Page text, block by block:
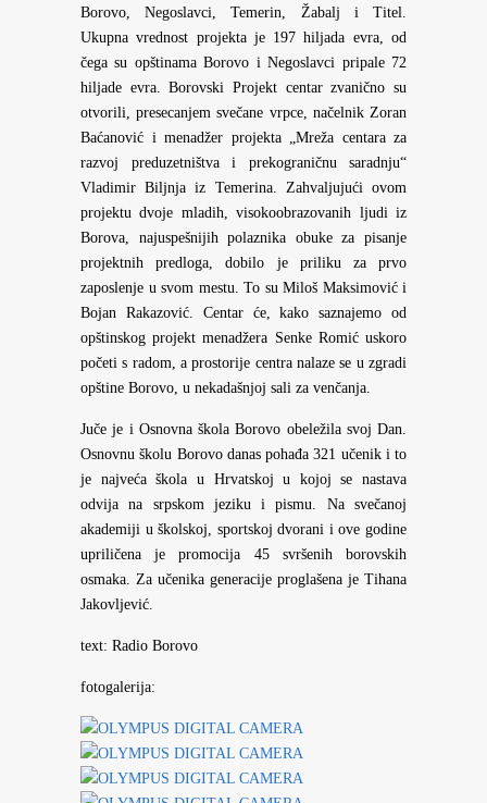
Borovo, Negoslavci, Temerin, Žabalj i Titel.
Ukupna vrednost projekta je 197 hiljada evra, od
čega su opštinama Borovo i Negoslavci pripale 72
hiljade evra. Borovski Projekt centar zvanično su
otvorili, presecanjem svečane vrpce, načelnik Zoran
Baćanović i menadžer projekta „Mreža centara za
razvoj preduzetništva i prekograničnu saradnju“
Vladimir Biljnja iz Temerina. Zahvaljujući ovom
projektu dvoje mladih, visokoobrazovanih ljudi iz
Borova, najuspešnijih polaznika obuke za pisanje
projektnih predloga, dobilo je priliku za prvo
zaposlenje u svom mestu. To su Miloš Maksimović i
Bojan Rakazović. Centar će, kako saznajemo od
opštinskog projekt menadžera Senke Romić uskoro
početi s radom, a prostorije centra nalaze se u zgradi
opštine Borovo, u nekadašnjoj sali za venčanja.
Juče je i Osnovna škola Borovo obeležila svoj Dan.
Osnovnu školu Borovo danas pohađa 321 učenik i to
je najveća škola u Hrvatskoj u kojoj se nastava
odvija na srpskom jeziku i pismu. Na svečanoj
akademiji u školskoj, sportskoj dvorani i ove godine
upriličena je promocija 45 svršenih borovskih
osmaka. Za učenika generacije proglašena je Tihana
Jakovljević.
text: Radio Borovo
fotogalerija: